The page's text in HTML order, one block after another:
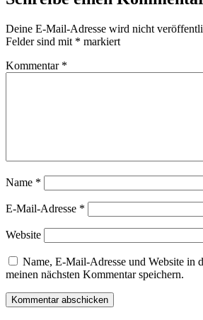
Deine E-Mail-Adresse wird nicht
Felder sind mit * markiert
Kommentar *
Name *
E-Mail-Adresse *
Website
Name, E-Mail-Adresse und Website in
meinen nächsten Kommentar speichern.